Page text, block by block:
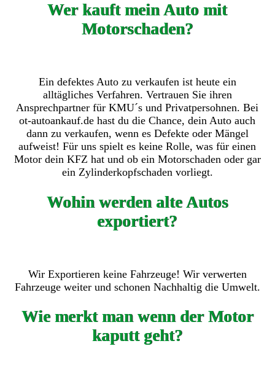
Wer kauft mein Auto mit
Motorschaden?
Ein defektes Auto zu verkaufen ist heute ein
alltägliches Verfahren. Vertrauen Sie ihren
Ansprechpartner für KMU´s und Privatpersohnen. Bei
ot-autoankauf.de hast du die Chance, dein Auto auch
dann zu verkaufen, wenn es Defekte oder Mängel
aufweist! Für uns spielt es keine Rolle, was für einen
Motor dein KFZ hat und ob ein Motorschaden oder gar
ein Zylinderkopfschaden vorliegt.
Wohin werden alte Autos
exportiert?
Wir Exportieren keine Fahrzeuge! Wir verwerten
Fahrzeuge weiter und schonen Nachhaltig die Umwelt.
Wie merkt man wenn der Motor
kaputt geht?